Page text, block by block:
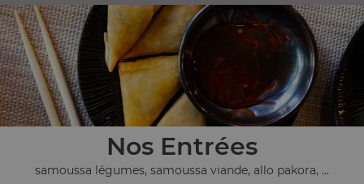
Nos Entrées
samoussa légumes, samoussa viande, allo pakora, ...